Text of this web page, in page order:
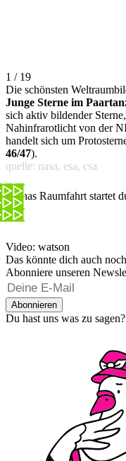
1 / 19
Die schönsten
Junge Sterne im
sich aktiv bildender
Nahinfrarotlicht von der
handelt sich um
46/47).
quelle: nasa, esa, csa
Chinas Raumfahrt startet
Video: watson
Das könnte dich auch
Abonniere unseren
Abonnieren
Du hast uns was zu sagen?